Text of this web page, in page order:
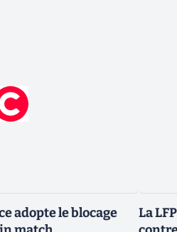
adopte le blocage
La